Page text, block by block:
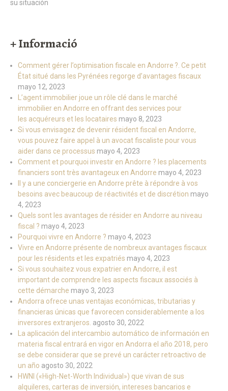
+ Informació
Comment gérer l’optimisation fiscale en Andorre ?. Ce petit
État situé dans les Pyrénées regorge d’avantages fiscaux
mayo 12, 2023
L’agent immobilier joue un rôle clé dans le marché
immobilier en Andorre en offrant des services pour
les acquéreurs et les locataires mayo 8, 2023
Si vous envisagez de devenir résident fiscal en Andorre,
vous pouvez faire appel à un avocat fiscaliste pour vous
aider dans ce processus mayo 4, 2023
Comment et pourquoi investir en Andorre ? les placements
financiers sont très avantageux en Andorre mayo 4, 2023
Il y a une conciergerie en Andorre prête à répondre à vos
besoins avec beaucoup de réactivités et de discrétion mayo
4, 2023
Quels sont les avantages de résider en Andorre au niveau
fiscal ? mayo 4, 2023
Pourquoi vivre en Andorre ? mayo 4, 2023
Vivre en Andorre présente de nombreux avantages fiscaux
pour les résidents et les expatriés mayo 4, 2023
Si vous souhaitez vous expatrier en Andorre, il est
important de comprendre les aspects fiscaux associés à
cette démarche mayo 3, 2023
Andorra ofrece unas ventajas económicas, tributarias y
financieras únicas que favorecen considerablemente a los
inversores extranjeros. agosto 30, 2022
La aplicación del intercambio automático de información en
materia fiscal entrará en vigor en Andorra el año 2018, pero
se debe considerar que se prevé un carácter retroactivo de
un año agosto 30, 2022
HWNI («High-Net-Worth Individual») que vivan de sus
alquileres, carteras de inversión, intereses bancarios e